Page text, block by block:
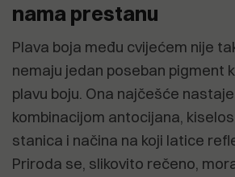
nama prestanu
Plava boja među cvijećem nije
nemaju jedan poseban pigment
plavu boju. Ona najčešće
kombinacijom antocijana,
stanica i načina na koji latice
Priroda se, slikovito rečeno,